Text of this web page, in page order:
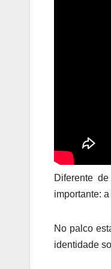
Diferente
importante:
No palco
identidade